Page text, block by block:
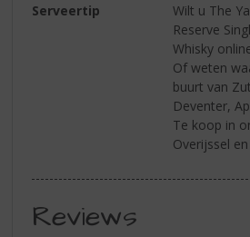
Serveertip
Wilt u The
Reserve
Whisky
Of weten
buurt van
Deventer,
Te koop in
Overijssel
Reviews